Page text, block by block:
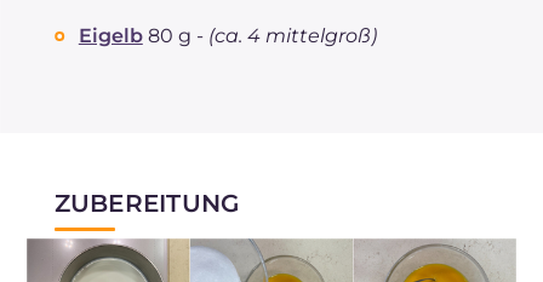
Eigelb 80 g - (ca. 4 mittelgroß)
ZUBEREITUNG